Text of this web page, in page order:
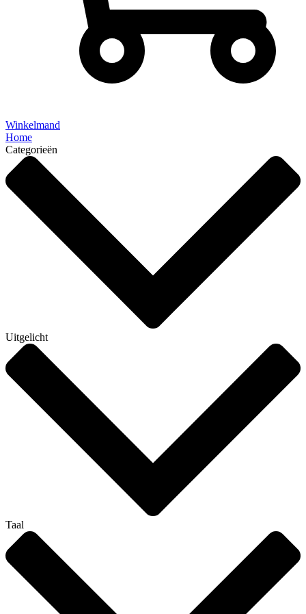
Winkelmand
Home
Categorieën
Uitgelicht
Taal